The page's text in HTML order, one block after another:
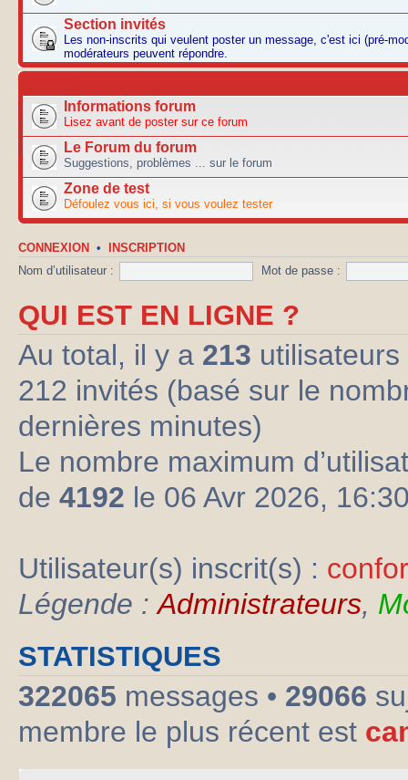
Section invités
Les non-inscrits qui veulent poster un message, c'est ici (pré-
modérateurs peuvent répondre.
Informations forum
Lisez avant de poster sur ce forum
Le Forum du forum
Suggestions, problèmes ... sur le forum
Zone de test
Défoulez vous ici, si vous voulez tester
CONNEXION • INSCRIPTION
Nom d’utilisateur : Mot de passe :
QUI EST EN LIGNE ?
Au total, il y a 213
212 invités (basé sur le
dernières minutes)
Le nombre maximum
de 4192 le 06 Avr 2026,
Utilisateur(s) inscrit(s) :
Légende :Administrateurs,
STATISTIQUES
322065 messages • 29066
membre le plus récent est